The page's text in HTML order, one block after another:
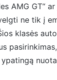
AMG GT“
ne tik į
klasės